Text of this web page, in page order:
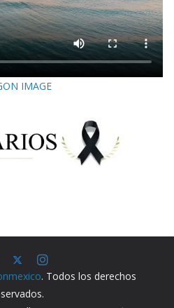
IMAGE
. Todos los derechos